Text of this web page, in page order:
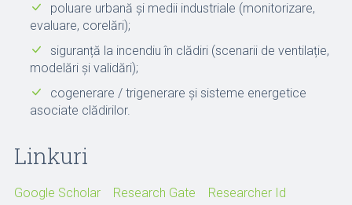
poluare urbană și medii industriale (monitorizare,
evaluare, corelări);
siguranță la incendiu în clădiri (scenarii de ventilație,
modelări și validări);
cogenerare / trigenerare și sisteme energetice
asociate clădirilor.
Linkuri
Google Scholar Research Gate Researcher Id